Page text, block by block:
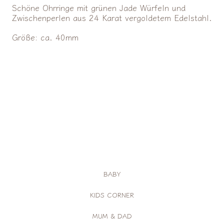
Schöne Ohrringe mit grünen Jade Würfeln und
Zwischenperlen aus 24 Karat vergoldetem Edelstahl.
Größe: ca. 40mm
BABY
KIDS CORNER
MUM & DAD